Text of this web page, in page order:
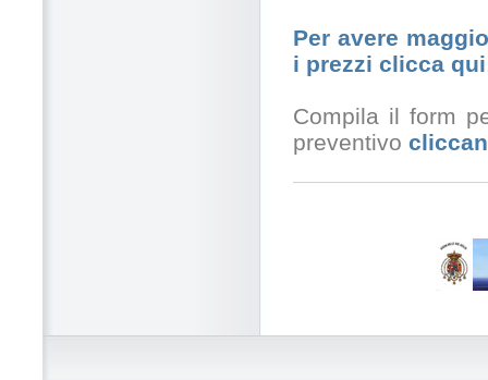
Per avere
i prezzi clicca qui
Compila il form
preventivo